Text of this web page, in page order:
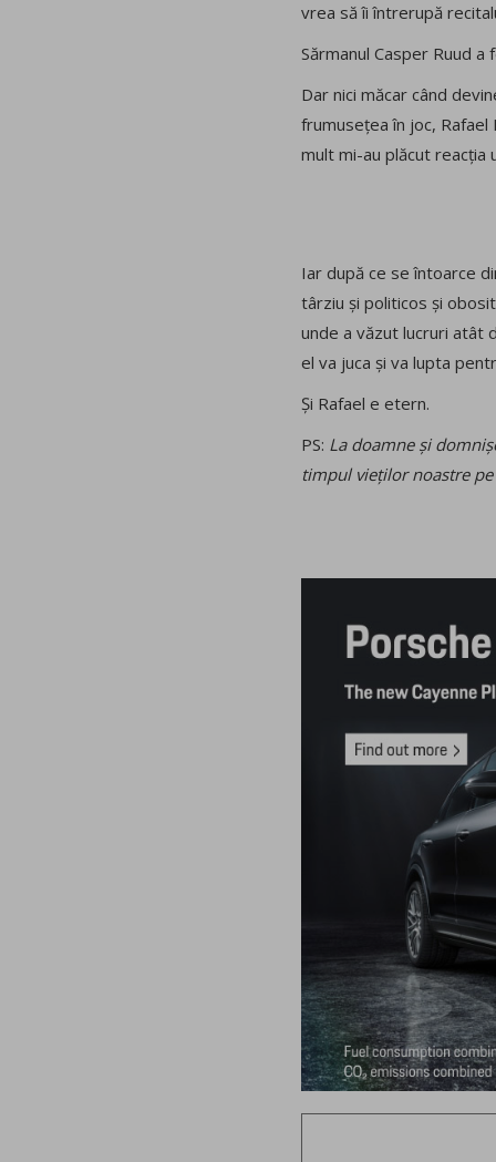
vrea să îi întrerupă
Sărmanul Casper Ruud
Dar nici măcar când
frumusețea în joc,
mult mi-au plăcut reacția
Iar după ce se întoarce
târziu și politicos și
unde a văzut lucruri atât
el va juca și va lupta
Și Rafael e etern.
PS: La doamne și
timpul vieților noastre pe